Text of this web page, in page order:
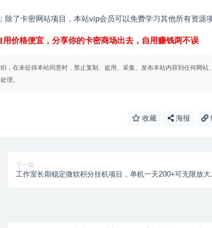
了卡密网站项目，本站vip会员可以免费学习其他所有资源项
价格便宜，分享你的卡密商场出去，自用赚钱两不误
在未征得本站同意时，禁止复制、盗用、采集、发布本站内容到任何网站、
理。
收藏 海报
下一篇
工作室长期稳定微软积分挂机项目，单机一天200+可无限放大